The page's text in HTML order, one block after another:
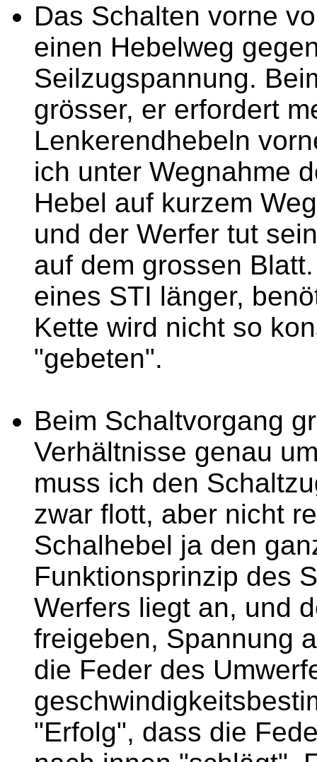
Das Schalten vorne
einen Hebelweg
Seilzugspannung.
grösser, er erfordert
Lenkerendhebeln
ich unter Wegnahme
Hebel auf kurzem
und der Werfer tut
auf dem grossen
eines STI länger,
Kette wird nicht so
"gebeten".
Beim Schaltvorgang
Verhältnisse genau
muss ich den
zwar flott, aber nicht
Schalhebel ja den
Funktionsprinzip des
Werfers liegt an, und
freigeben, Spannung
die Feder des
"Erfolg", dass die